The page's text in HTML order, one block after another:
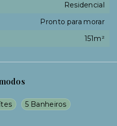
5 Banheiros
Residencial
Pronto para morar
151m²